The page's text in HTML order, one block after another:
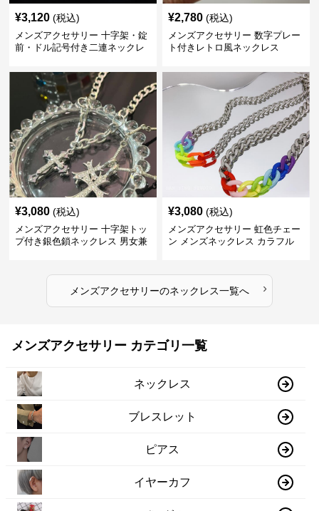
¥3,120 (税込)
メンズアクセサリー 十字架・錠
前・ドル記号付き二連ネックレ
¥2,780 (税込)
メンズアクセサリー 数字プレー
ト付きレトロ風ネックレス
¥3,080 (税込)
メンズアクセサリー 十字架トッ
プ付き銀色鎖ネックレス 男女兼
¥3,080 (税込)
メンズアクセサリー 虹色チェー
ン メンズネックレス カラフル
メンズアクセサリーのネックレス一覧へ ›
メンズアクセサリー カテゴリ一覧
ネックレス
ブレスレット
ピアス
イヤーカフ